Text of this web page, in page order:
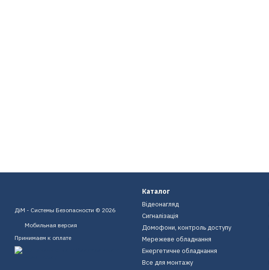
ДіМ - Системы Безопасности © 2026
Мобильная версия
Принимаем к оплате
Каталог
Відеонагляд
Сигналізація
Домофони, контроль доступу
Мережеве обладнання
Енергетичне обладнання
Все для монтажу